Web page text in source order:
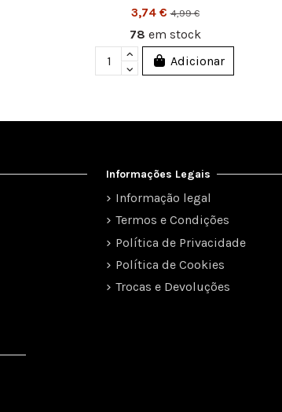
3,74 €4,99 €
78 em stock
Adicionar
Informações Legais
Informação legal
Termos e Condições
Política de Privacidade
Política de Cookies
Trocas e Devoluções